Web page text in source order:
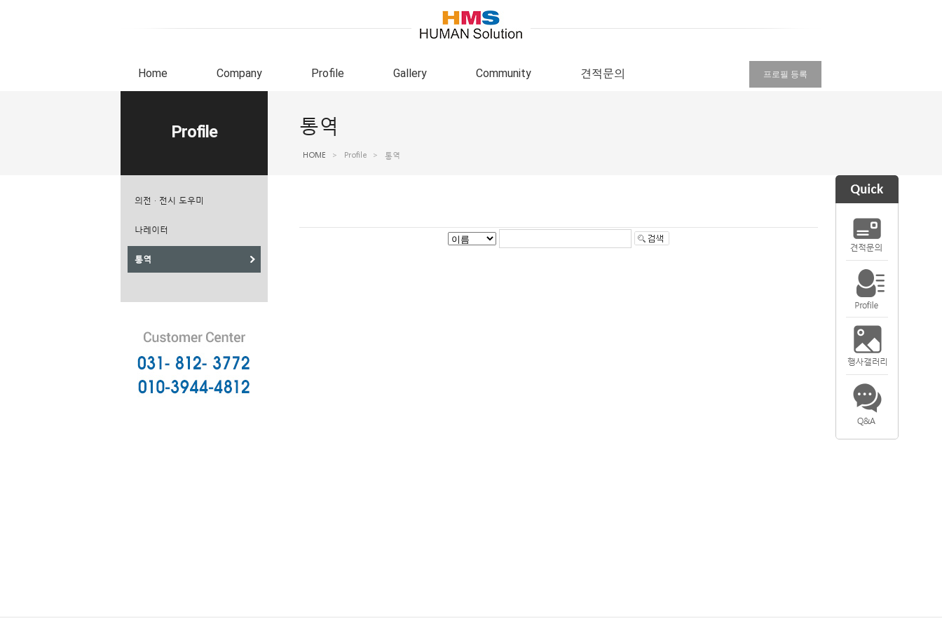
Home Company Profile Gallery Community 견적문의 프로필 등록
Profile
의전 · 전시 도우미
나레이터
통역
통역
HOME > Profile > 통역